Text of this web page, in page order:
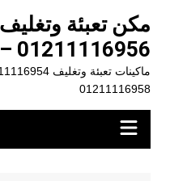
المحتوى01211116956 – 01211116958
01211116958